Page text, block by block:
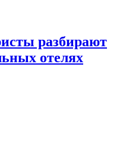
разбирают
отелях